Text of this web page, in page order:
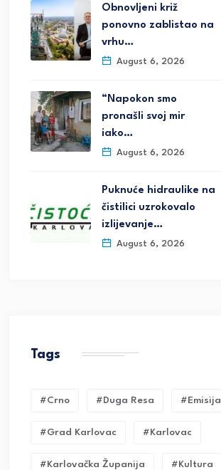
Obnovljeni križ
ponovno zablistao na
vrhu…
August 6, 2026
“Napokon smo
pronašli svoj mir
iako…
August 6, 2026
Puknuće hidraulike na
čistilici uzrokovalo
izlijevanje…
August 6, 2026
Tags
#crno #duga Resa #emisija
#grad Karlovac #karlovac
#karlovačka Županija #kultura